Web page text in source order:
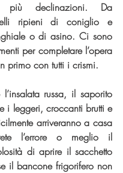
più declinazioni. Da
ripieni di coniglio e
o di asino. Ci sono
per completare l’opera
primo con tutti i crismi.
l’insalata russa, il saporito
i leggeri, croccanti brutti e
arriveranno a casa
l’errore o meglio il
di aprire il sacchetto
il bancone frigorifero non